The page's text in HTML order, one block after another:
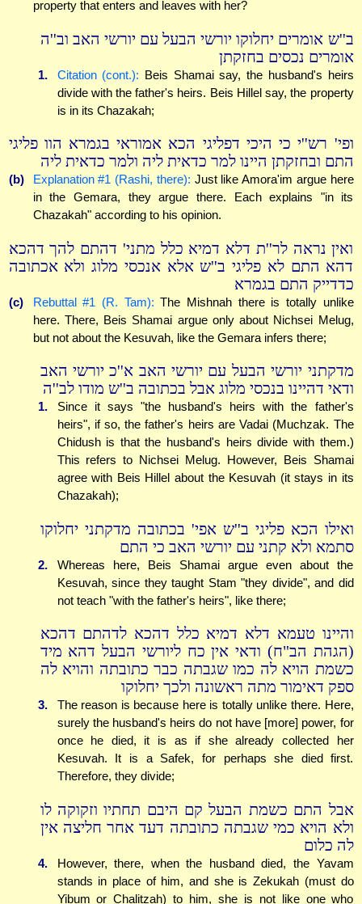
property that enters and leaves with her?
ב''ש אומרים יחלוקו יורשי הבעל עם יורשי האב וב''ה
אומרים נכסים בחזקתן
1. Citation (cont.): Beis Shamai say, the husband's heirs
divide with the father's heirs. Beis Hillel say, the property
is in its Chazakah;
ופי' רש''י כי היכי דפליגי הכא אמוראי בגמרא הוו פליגי
התם ובחזקתן היינו למר כדאית ליה ולמר כדאית ליה
(b) Explanation #1 (Rashi, there): Just like Amora'im argue here
in the Gemara, they argue there. Each explains "in its
Chazakah" according to his opinion.
ואין נראה לר''ת דלא דמיא כלל מתני' דהתם להך דהכא
דהא התם לא פליגי ב''ש אלא אנכסי מלוג ולא אכתובה
כדדייק התם בגמרא
(c) Rebuttal #1 (R. Tam): The Mishnah there is totally unlike
here. There, Beis Shamai argue only about Nichsei Melug,
but not about the Kesuvah, like the Gemara infers there;
מדקתני יורשי הבעל עם יורשי האב א''כ יורשי האב
ודאי דהיינו בנכסי מלוג אבל בכתובה ב''ש מודו לב''ה
1.
Since it says "the husband's heirs with the father's
heirs", if so, the father's heirs are Vadai (Muchzak. The
Chidush is that the husband's heirs divide with them.)
This refers to Nichsei Melug. However, Beis Shamai
agree with Beis Hillel about the Kesuvah (it stays in its
Chazakah);
ואילו הכא פליגי ב''ש אפי' בכתובה מדקתני יחלוקו
סתמא ולא קתני עם יורשי האב כי התם
2.
Whereas here, Beis Shamai argue even about the
Kesuvah, since they taught Stam "they divide", and did
not teach "with the father's heirs", like there;
והיינו טעמא דלא דמיא כלל דהכא לדהתם דהכא
(הגהת הב"ח) ודאי אין כח ליורשי הבעל דהא מיד
כשמת הויא לה כמו שגבתה כבר כתובתה והויא לה
ספק דאימור מתה ראשונה ולכך יחלוקו
3.
The reason is because here is totally unlike there. Here,
surely the husband's heirs do not have [more] power, for
once he died, it is as if she already collected her
Kesuvah. It is a Safek, for perhaps she died first.
Therefore, they divide;
אבל התם כשמת הבעל קם היבם תחתיו וזקוקה לו
ולא הויא כמי שגבתה כתובתה דעד אחר חליצה אין
לה כלום
4.
However, there, when the husband died, the Yavam
stands in place of him, and she is Zekukah (must do
Yibum or Chalitzah) to him, she is not like one who